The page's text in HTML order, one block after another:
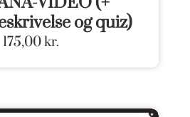
og quiz)
175,00kr.